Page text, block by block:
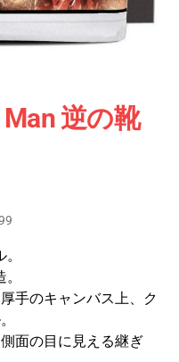
逆の靴
手のキャンバス上、ク
面の目に見える継ぎ